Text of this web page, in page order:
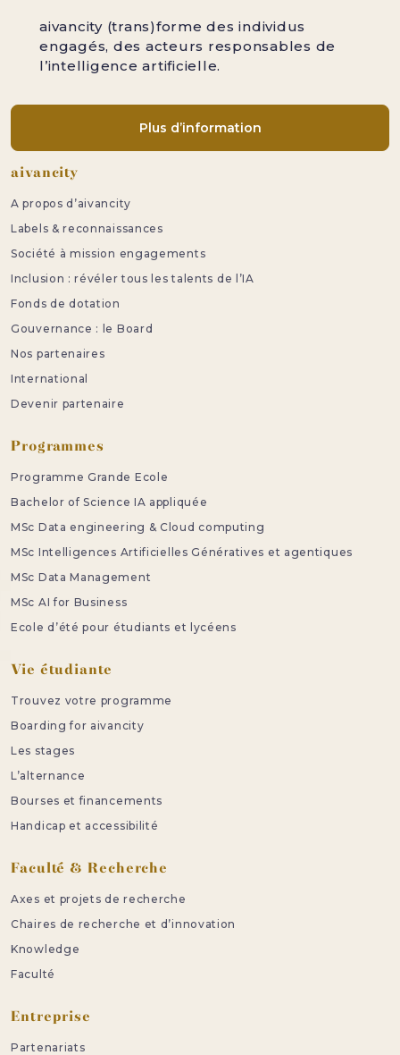
aivancity (trans)forme des individus
engagés, des acteurs responsables de
l’intelligence artificielle.
Plus d’information
Pied de page
aivancity
A propos d’aivancity
Labels & reconnaissances
Société à mission engagements
Inclusion : révéler tous les talents de l’IA
Fonds de dotation
Gouvernance : le Board
Nos partenaires
International
Devenir partenaire
Programmes
Programme Grande Ecole
Bachelor of Science IA appliquée
MSc Data engineering & Cloud computing
MSc Intelligences Artificielles Génératives et agentiques
MSc Data Management
MSc AI for Business
Ecole d’été pour étudiants et lycéens
Vie étudiante
Trouvez votre programme
Boarding for aivancity
Les stages
L’alternance
Bourses et financements
Handicap et accessibilité
Faculté & Recherche
Axes et projets de recherche
Chaires de recherche et d’innovation
Knowledge
Faculté
Entreprise
Partenariats